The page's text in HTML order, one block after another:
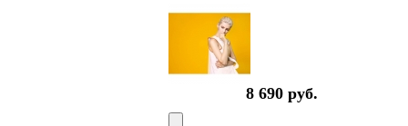
8 690 руб.